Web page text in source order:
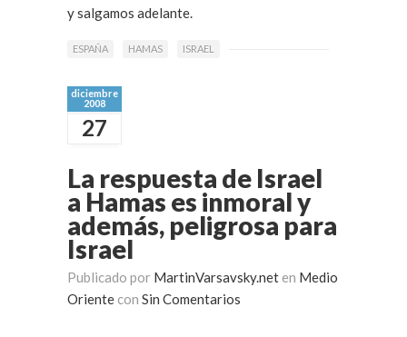
y salgamos adelante.
ESPAÑA HAMAS ISRAEL
diciembre
2008
27
La respuesta de Israel
a Hamas es inmoral y
además, peligrosa para
Israel
Publicado por MartinVarsavsky.net en Medio
Oriente con Sin Comentarios